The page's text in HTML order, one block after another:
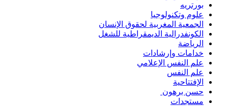
بورتريه
علوم وتكنولوجيا
الجمعية المغربية لحقوق الإنسان
الكونفدرالية الديمقراطية للشغل
الرياضة
خدامات وإرشادات
علم النفس الإعلامي
علم النفس
الإفتتاحية
حسن برهون
مستجدات